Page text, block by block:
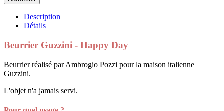
Description
Détails
Beurrier Guzzini - Happy Day
Beurrier réalisé par Ambrogio Pozzi pour la maison italienne
Guzzini.
L'objet n'a jamais servi.